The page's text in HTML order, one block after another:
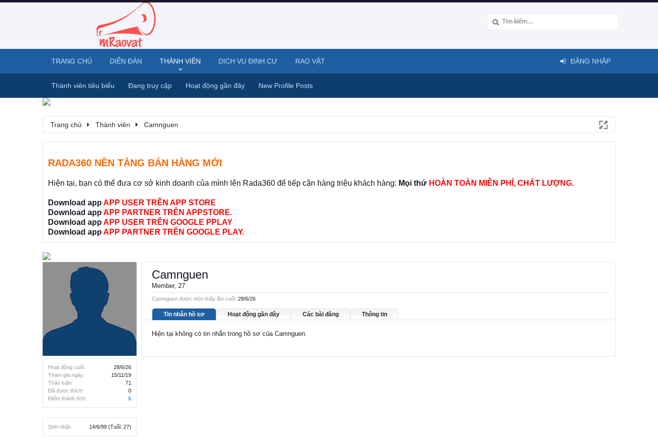
Trang chủ Thành viên Camnguen
RADA360 NỀN TẢNG BÁN HÀNG MỚI
Hiện tại, bạn có thể đưa cơ sở kinh doanh của mình lên Rada360 để tiếp cận hàng triệu khách hàng: Mọi thứ HOÀN TOÀN MIỄN PHÍ, CHẤT LƯỢNG.
Download app APP USER TRÊN APP STORE
Download app APP PARTNER TRÊN APPSTORE.
Download app APP USER TRÊN GOOGLE PPLAY
Download app APP PARTNER TRÊN GOOGLE PLAY.
Hoạt động cuối:
28/6/26
Tham gia ngày:
15/11/19
Thảo luận:
71
Đã được thích:
0
Điểm thành tích:
6
Sinh nhật: 14/6/99 (Tuổi: 27)
Camnguen
Member, 27
Camnguen được nhìn thấy lần cuối: 28/6/26
Tin nhắn hồ sơ Hoạt động gần đây Các bài đăng Thông tin
Hiện tại không có tin nhắn trong hồ sơ của Camnguen.
TRANG CHỦ DIỄN ĐÀN THÀNH VIÊN
Thành viên tiêu biểu Đang truy cập Hoạt động gần đây New Profile Posts
DỊCH VỤ ĐỊNH CƯ RAO VẶT ĐĂNG NHẬP